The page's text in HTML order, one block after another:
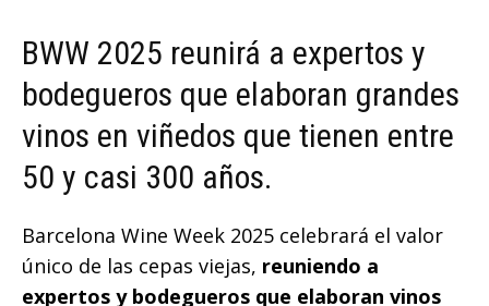
BWW 2025 reunirá a expertos y
bodegueros que elaboran grandes
vinos en viñedos que tienen entre
50 y casi 300 años.
Barcelona Wine Week 2025 celebrará el valor
único de las cepas viejas, reuniendo a
expertos y bodegueros que elaboran vinos